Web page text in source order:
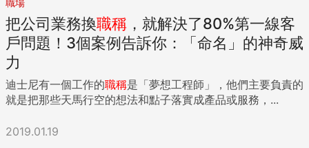
我：「交換名片之後，就用『企業規模』和『職位』去判斷對
方，思考要用什麼態度應對。」 如果只用「企業規模」和「職
位」當成自己唯一的價值標準，用名片上的頭銜去判斷對方
「地位是否高於自己」，這樣的人，很有可能到了某個階段就
會遭遇職涯迷霧。因為總有一天自己會停止升遷，再也沒有辦
法提升自我價值。 越是明顯強調同期文化的公司，升遷停滯就
越容易引發職涯迷霧的問題。因為對職位抱有執念的人，一旦
面臨升遷停滯，就會失去努力的方向而陷入「迷霧」中。 真正
停滯的不是升遷，如果想走出「迷霧」，又該怎麼做呢？ 當
然，解決辦法之一就是「繼續往上爬」。可上班族一旦到了50
把公司業務換職稱 ，就解決了80%第一線客
戶問題！3個案例告訴你：「命名」的神奇威
力
迪士尼有一個工作的職稱是「夢想工程師」，他們主要負責的
就是把那些天馬行空的想法和點子落實成產品或服務，...
2019.01.19